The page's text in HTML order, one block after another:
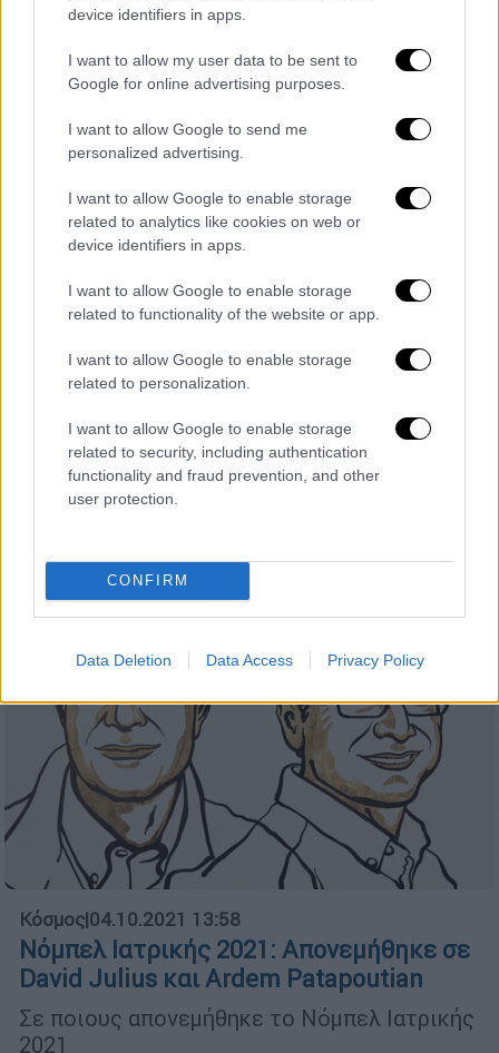
device identifiers in apps.
I want to allow my user data to be sent to
Google for online advertising purposes.
I want to allow Google to send me
personalized advertising.
I want to allow Google to enable storage
related to analytics like cookies on web or
device identifiers in apps.
I want to allow Google to enable storage
related to functionality of the website or app.
I want to allow Google to enable storage
related to personalization.
I want to allow Google to enable storage
related to security, including authentication
functionality and fraud prevention, and other
user protection.
CONFIRM
Data Deletion Data Access Privacy Policy
διεθνούς φήμης επιστήμονας Λουκ
Απόψεις|23.10.2021 08:47
Νόμπελ Ιατρικής 2021: Μάθαμε
επιτέλους πώς «χαίρονται οι ανθρώποι»
«Πριν από πολύ καιρό οι νευροεπιστήμονες
ανακάλυψαν ότι υπάρχουν διαφορετικά
νεύρα για ερεθίσματα διαφορετικής
Κόσμος|04.10.2021 13:58
Νόμπελ Ιατρικής 2021: Απονεμήθηκε σε
David Julius και Ardem Patapoutian
Σε ποιους απονεμήθηκε το Νόμπελ Ιατρικής
2021